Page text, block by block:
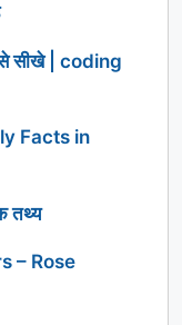
सीखे | coding
Facts in
तथ्य
– Rose